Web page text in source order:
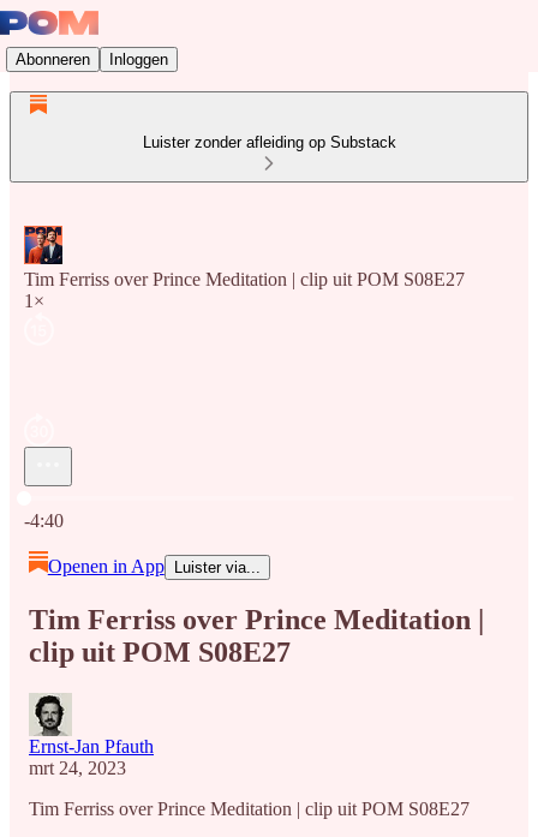
Abonneren Inloggen
Luister zonder afleiding op Substack
Tim Ferriss over Prince Meditation | clip uit POM S08E27
1×
-4:40
Openen in App Luister via...
Tim Ferriss over Prince Meditation |
clip uit POM S08E27
Ernst-Jan Pfauth
mrt 24, 2023
Tim Ferriss over Prince Meditation | clip uit POM S08E27